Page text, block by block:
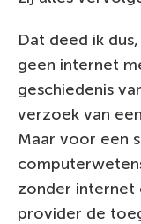
Dat deed ik
geen internet
geschiedenis
verzoek van
Maar voor een
zonder internet
provider de